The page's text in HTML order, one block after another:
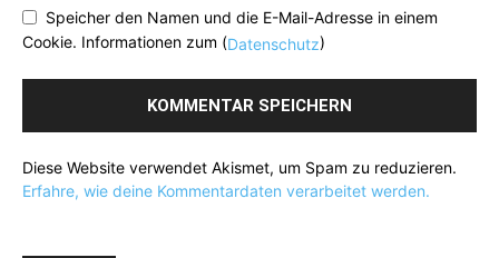
Speicher den Namen und die E-Mail-Adresse in einem
Cookie. Informationen zum (Datenschutz)
Diese Website verwendet Akismet, um Spam zu reduzieren.
Erfahre, wie deine Kommentardaten verarbeitet werden.